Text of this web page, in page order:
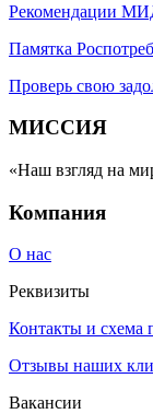
Рекомендации
Памятка
Проверь свою
МИССИЯ
«Наш взгляд на
Компания
О нас
Реквизиты
Контакты и схема
Отзывы наших
Вакансии